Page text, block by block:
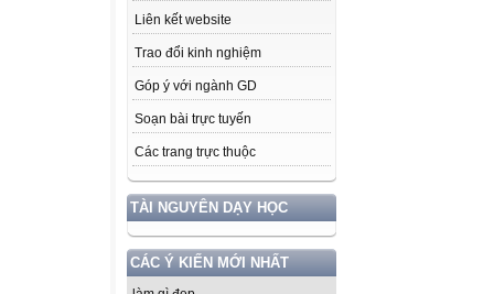
Liên kết website
Trao đổi kinh nghiệm
Góp ý với ngành GD
Soạn bài trực tuyến
Các trang trực thuộc
TÀI NGUYÊN DẠY HỌC
CÁC Ý KIẾN MỚI NHẤT